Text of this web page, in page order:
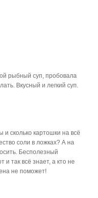
рыбный суп, пробовала
Вкусный и легкий суп.
и сколько картошки на всё
соли в ложках? А на
Бесполезный
и так всё знает, а кто не
не поможет!